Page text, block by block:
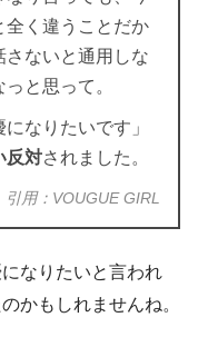
全く違うことだか
さないと通用しな
と思って。
なりたいです」
反対されました。
引用：VOUGUE GIRL
なりたいと言われ
かもしれませんね。